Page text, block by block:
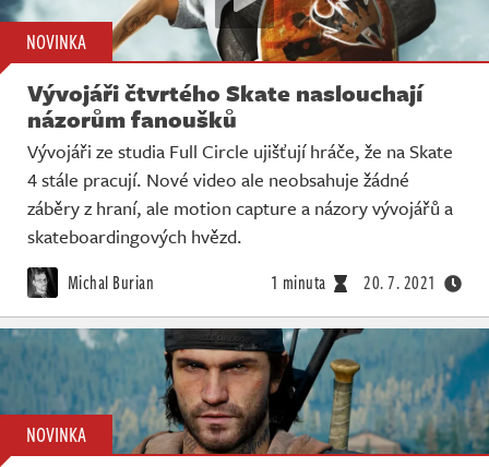
NOVINKA
Vývojáři čtvrtého Skate naslouchají
názorům fanoušků
Vývojáři ze studia Full Circle ujišťují hráče, že na Skate
4 stále pracují. Nové video ale neobsahuje žádné
záběry z hraní, ale motion capture a názory vývojářů a
skateboardingových hvězd.
Michal Burian 1 minuta 20. 7. 2021
NOVINKA